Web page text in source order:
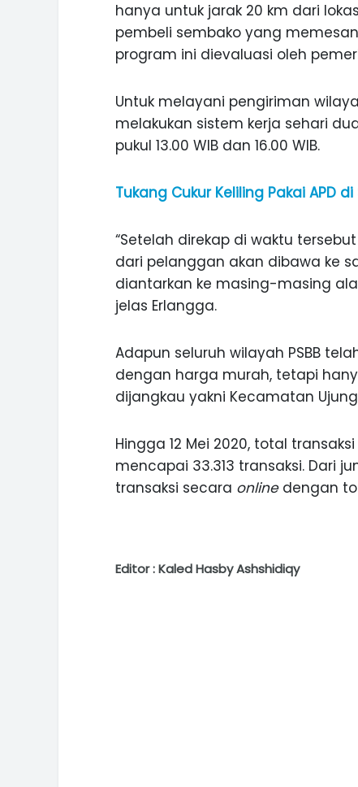
hanya untuk jarak 20 km dari
pembeli sembako yang
program ini dievaluasi oleh
Untuk melayani pengiriman
melakukan sistem kerja sehari
pukul 13.00 WIB dan 16.00 WIB.
Tukang Cukur Keliling Pakai APD
“Setelah direkap di waktu
dari pelanggan akan dibawa ke
diantarkan ke masing-masing
jelas Erlangga.
Adapun seluruh wilayah PSBB
dengan harga murah, tetapi
dijangkau yakni Kecamatan
Hingga 12 Mei 2020, total
mencapai 33.313 transaksi. Dari
transaksi secara onlinedengan
Editor : Kaled Hasby Ashshidiqy